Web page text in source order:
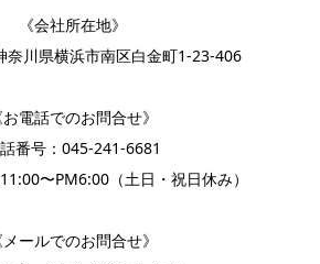
《会社所在地》
奈川県横浜市南区白金町1-23-406
お電話でのお問合せ》
番号： 045-241-6681
〜PM6:00（土日・祝日休み）
メールでのお問合せ》